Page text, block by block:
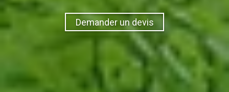
Demander un devis